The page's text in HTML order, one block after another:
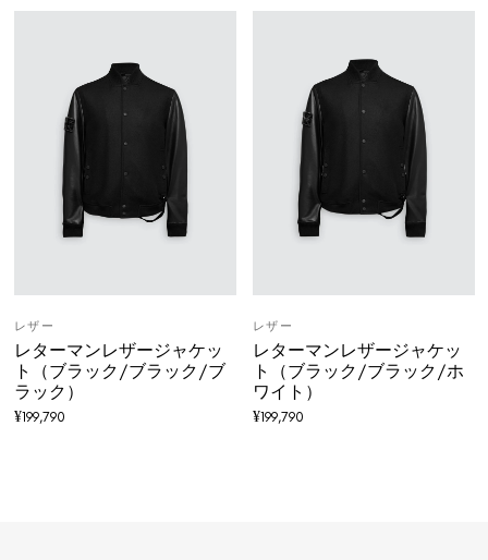
レザー
レターマンレザージャケッ
ト（ブラック/ブラック/ブ
ラック）
¥199,790
レザー
レターマンレザージャケッ
ト（ブラック/ブラック/ホ
ワイト）
¥199,790